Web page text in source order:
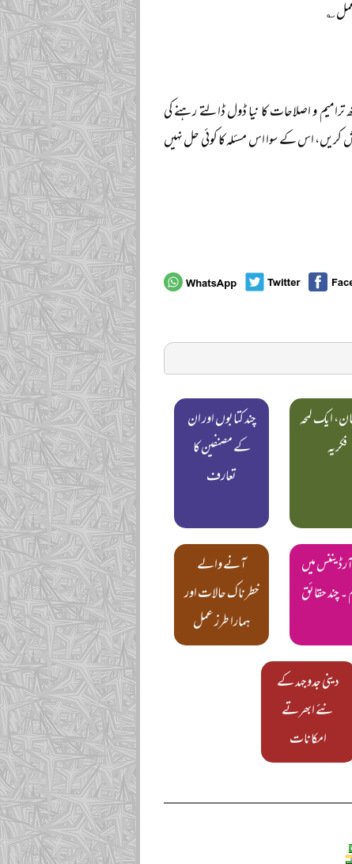
؎
و اصلاحات کا نیا ڈول ڈالتے رہنے کی
کریں، اس کے سوا اس مسئلہ کا کوئی حل نہیں
ایک لمحہ
فکریہ
چند کتابوں اور ان
کے مصنفین کا
تعارف
میں
۔ چند حقائق
آنے والے
خطرناک حالات اور
ہمارا طرز عمل
دینی جدوجہد کے
نئے ابھرتے
امکانات